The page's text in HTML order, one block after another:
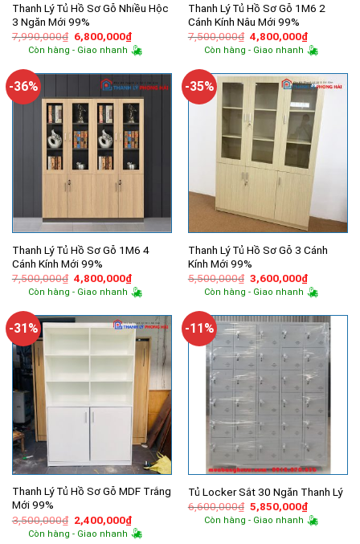
Thanh Lý Tủ Hồ Sơ Gỗ Nhiều Hộc
3 Ngăn Mới 99%
7,990,000₫ Giá
gốc
là:
6,800,000₫Giá
hiện
tại
6,800,000₫.
Còn hàng - Giao nhanh
Thanh Lý Tủ Hồ Sơ Gỗ 1M6 2
Cánh Kính Nâu Mới 99%
7,500,000₫ Giá
gốc
là:
4,800,000₫Giá
hiện
tại
Còn hàng - Giao nhanh
-36%
Thanh Lý Tủ Hồ Sơ Gỗ 1M6 4
Cánh Kính Mới 99%
7,500,000₫ Giá
gốc
là:
4,800,000₫Giá
hiện
tại
4,800,000₫.
Còn hàng - Giao nhanh
-35%
Thanh Lý Tủ Hồ Sơ Gỗ 3 Cánh
Kính Mới 99%
5,500,000₫ Giá
gốc
là:
3,600,000₫Giá
hiện
tại
Còn hàng - Giao nhanh
-31%
Thanh Lý Tủ Hồ Sơ Gỗ MDF Trắng
Mới 99%
3,500,000₫ Giá
gốc
là:
2,400,000₫Giá
hiện
tại
Còn hàng - Giao nhanh
-11%
Tủ Locker Sắt 30 Ngăn Thanh Lý
6,600,000₫ Giá
gốc
là:
5,850,000₫Giá
hiện
tại
Còn hàng - Giao nhanh